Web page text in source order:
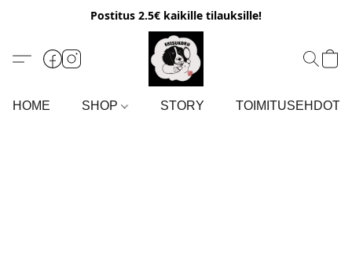
Postitus 2.5€ kaikille tilauksille!
HOME SHOP STORY TOIMITUSEHDOT